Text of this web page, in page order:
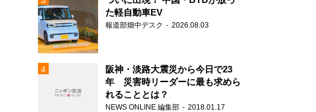
た軽自動車EV
報道部畑中デスク 2026.08.03
阪神・淡路大震災から今日で23
年 災害時リーダーに最も求めら
れることとは？
NEWS ONLINE 編集部 2018.01.17